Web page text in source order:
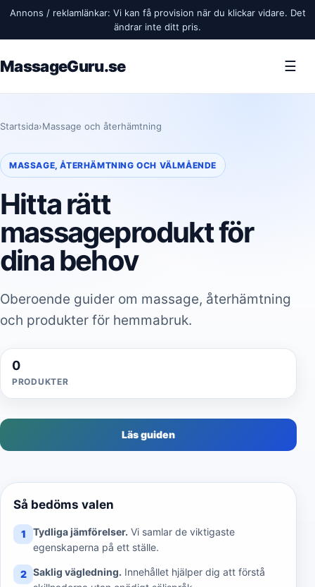
Annons / reklamlänkar: Vi kan få provision när du klickar vidare. Det
ändrar inte ditt pris.
MassageGuru.se ☰
Startsida›Massage och återhämtning
MASSAGE, ÅTERHÄMTNING OCH VÄLMÅENDE
Hitta rätt
massageprodukt för
dina behov
Oberoende guider om massage, återhämtning
och produkter för hemmabruk.
0
PRODUKTER
Läs guiden
Så bedöms valen
1 Tydliga jämförelser. Vi samlar de viktigaste
egenskaperna på ett ställe.
2 Saklig vägledning. Innehållet hjälper dig att förstå